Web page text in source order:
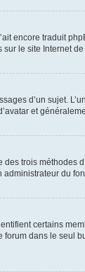
encore traduit
sur le site Internet de
d’un sujet.
et
trois
administrateur du
certains
dans le